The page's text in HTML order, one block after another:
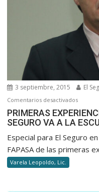
3 septiembre, 2015 El
Comentarios desactivadosen
“EL
PRIMERAS
SEGURO VA A LA
Especial para El Seguro
FAPASA de las primeras
Varela Leopoldo, Lic.